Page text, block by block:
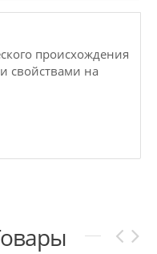
происхождения
свойствами на